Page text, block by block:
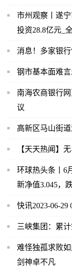
市州观察丨遂
投资28.8亿元_
消息！多家银
钢市基本面难
南海农商银行
议
高新区马山街
【天天热闻】
环球热头条丨6
新净值3.045，
快讯2023-06-29
三峡集团：累
难怪独孤求败
剑神卓不凡